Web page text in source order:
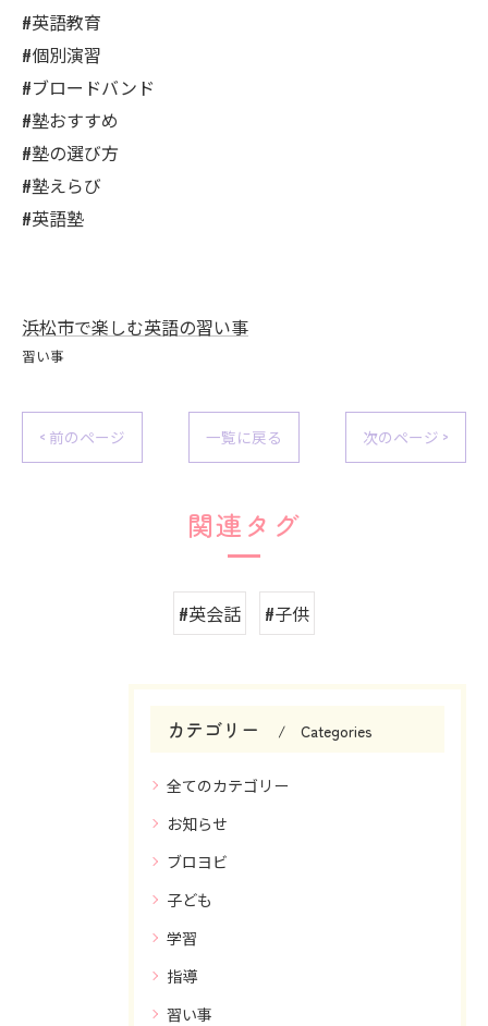
#英語教育
#個別演習
#ブロードバンド
#塾おすすめ
#塾の選び方
#塾えらび
#英語塾
浜松市で楽しむ英語の習い事
習い事
< 前のページ 一覧に戻る 次のページ >
関連タグ
#英会話 #子供
カテゴリー Categories
全てのカテゴリー
お知らせ
ブロヨビ
子ども
学習
指導
習い事